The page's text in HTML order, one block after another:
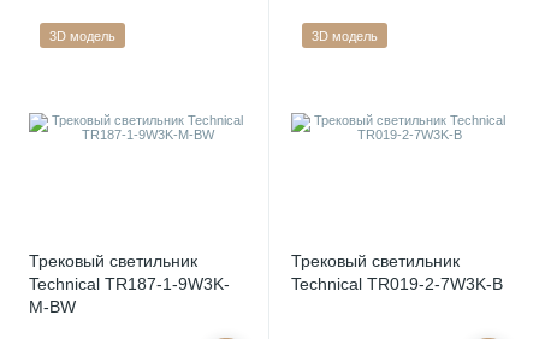
3D модель
Трековый светильник
Technical TR187-1-9W3K-
M-BW
3D модель
Трековый светильник
Technical TR019-2-7W3K-B